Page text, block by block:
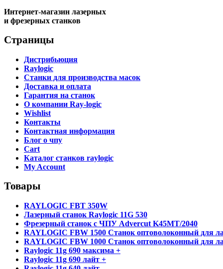
Интернет-магазин лазерных
и фрезерных станков
Страницы
Дистрибьюция
Raylogic
Станки для производства масок
Доставка и оплата
Гарантия на станок
О компании Ray-logic
Wishlist
Контакты
Контактная информация
Блог о чпу
Cart
Каталог станков raylogic
My Account
Товары
RAYLOGIC FBT 350W
Лазерный станок Raylogic 11G 530
Фрезерный станок с ЧПУ Advercut K45MT/2040
RAYLOGIC FBW 1500 Станок оптоволоконный для
RAYLOGIC FBW 1000 Станок оптоволоконный для
Raylogic 11g 690 максима +
Raylogic 11g 690 лайт +